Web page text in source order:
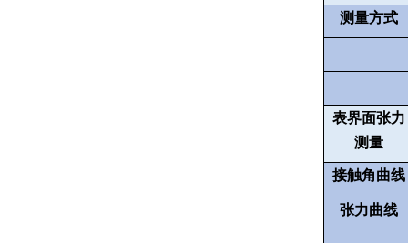
测量方式
表界面张力
测量
接触角曲线
张力曲线